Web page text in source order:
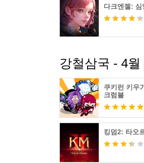
다크엔젤: 심
강철삼국 - 4
쿠키런 키우
크럼블
킹덤2: 타오